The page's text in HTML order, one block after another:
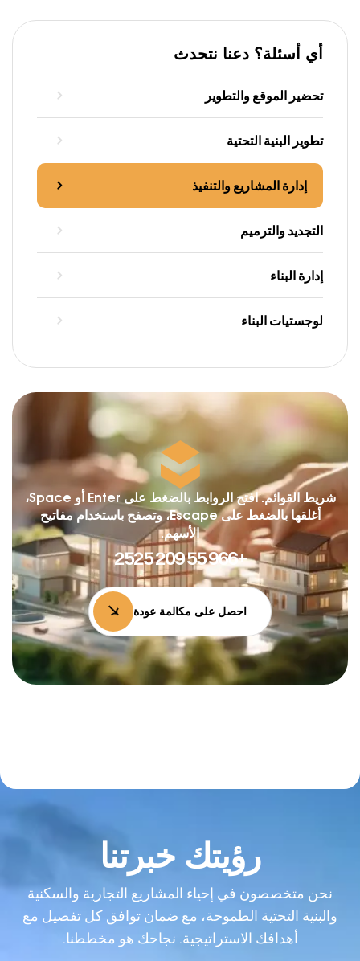
أي أسئلة؟ دعنا نتحدث
تحضير الموقع والتطوير
تطوير البنية التحتية
إدارة المشاريع والتنفيذ
التجديد والترميم
إدارة البناء
لوجستيات البناء
شريط القوائم. افتح الروابط بالضغط على Enter أو Space،
أغلقها بالضغط على Escape، وتصفح باستخدام مفاتيح
الأسهم.
+966 55 209 2525
احصل على مكالمة عودة
رؤيتك خبرتنا
نحن متخصصون في إحياء المشاريع التجارية والسكنية
والبنية التحتية الطموحة، مع ضمان توافق كل تفصيل مع
أهدافك الاستراتيجية. نجاحك هو مخططنا.